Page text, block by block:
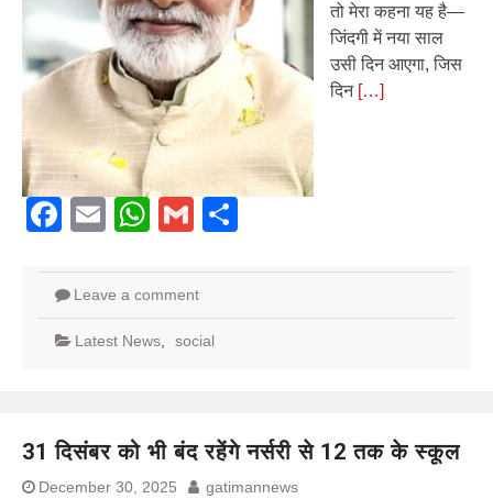
तो मेरा कहना यह है—
जिंदगी में नया साल
उसी दिन आएगा, जिस
दिन […]
Facebook
EmailWhatsApp
Gmail
Leave a comment
Latest News social
31 दिसंबर को भी बंद रहेंगे नर्सरी से 12 तक के स्कूल
December 30, 2025 gatimannews